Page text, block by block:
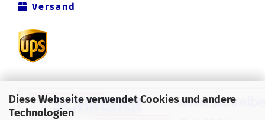
Diese Webseite verwendet Cookies und andere
Technologien
Versand